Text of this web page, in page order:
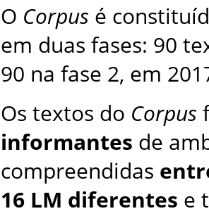
O Corpus é
em duas fases: 90
90 na fase 2, em
Os textos do Corpus
informantes de
compreendidas
16 LM diferentes e